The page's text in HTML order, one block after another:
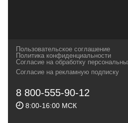
и взыскательных
спортсменов и отдыхающих.
Геннадьевич
ИНН 590300057023 ОГРН
Пользовательское соглашение
Политика конфиденциальности
Согласие на обработку
Согласие на рекламную подписку
8 800-555-90-12
8:00-16:00 МСК